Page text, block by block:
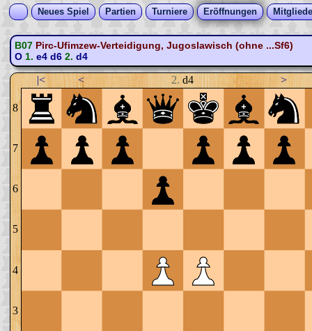
Neues Spiel Partien Turniere Eröffnungen
B07 Pirc-Ufimzew-Verteidigung, Jugoslawisch (ohne ...Sf6)
O1. e4 d62. d4
|< < 2. d4 >
8
7
6
5
4
3